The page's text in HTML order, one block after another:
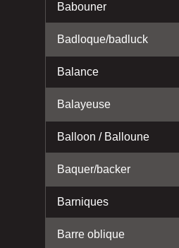
Babouner
Badloque/badluck
Balance
Balayeuse
Balloon / Balloune
Baquer/backer
Barniques
Barre oblique